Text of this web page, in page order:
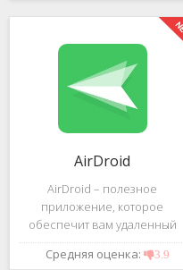
высококачественным
изображением. Столь
AirDroid
AirDroid – полезное
приложение, которое
обеспечит вам удаленный
доступ к вашему смартфону
или планшету при помощи
Средняя оценка: 3.9